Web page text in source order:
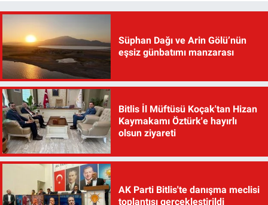
Süphan Dağı ve Arin Gölü’nün
eşsiz günbatımı manzarası
Bitlis İl Müftüsü Koçak'tan Hizan
Kaymakamı Öztürk'e hayırlı
olsun ziyareti
AK Parti Bitlis'te danışma meclisi
toplantısı gerçekleştirildi